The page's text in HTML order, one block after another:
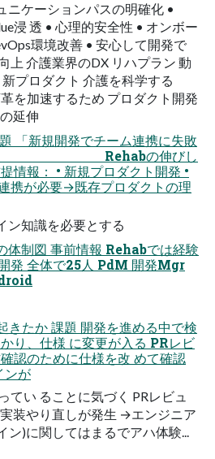
ニケーションパスの明確化 •
浸 透 • 心理的安全性 • オンボー
環境改善 • 安心して開発で
上 介護業界のDX リハプラン 動
プロダクト 介護を科学する
を加速するため プロダクト開発
延伸
「新規開発でチーム連携に失敗
、 Rehabの伸びし
情報： • 新規プロダクト開発 •
携が必要→既存プロダクトの理
ン知識を必要とする
体制図 事前情報 Rehabでは経験
発 全体で25人 PdM 開発Mgr
きたか 課題 開発を進める中で検
り、仕様 に変更が入る PRレビ
認のために仕様を改 めて確認
ンが
てい ることに気づく PRレビュ
装やり直しが発生 →エンジニア
ン)に関してはまるでアハ体験...